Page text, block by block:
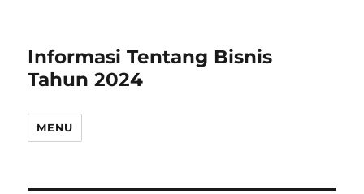
Informasi Tentang Bisnis
Tahun 2024
MENU